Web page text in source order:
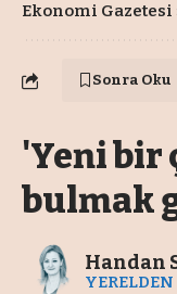
Ekonomi Gazetesi
Sonra Oku
'Yeni bir
bulmak
Handan
YERELDEN